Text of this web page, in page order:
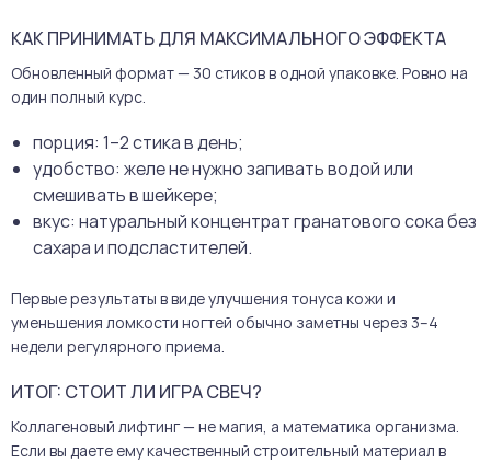
КАК ПРИНИМАТЬ ДЛЯ МАКСИМАЛЬНОГО ЭФФЕКТА
Обновленный формат — 30 стиков в одной упаковке. Ровно на
один полный курс.
порция: 1–2 стика в день;
удобство: желе не нужно запивать водой или
смешивать в шейкере;
вкус: натуральный концентрат гранатового сока без
сахара и подсластителей.
Первые результаты в виде улучшения тонуса кожи и
уменьшения ломкости ногтей обычно заметны через 3–4
недели регулярного приема.
ИТОГ: СТОИТ ЛИ ИГРА СВЕЧ?
Коллагеновый лифтинг — не магия, а математика организма.
Если вы даете ему качественный строительный материал в